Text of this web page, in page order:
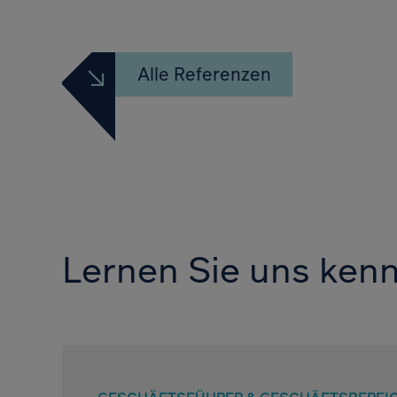
Alle Referenzen
Lernen Sie uns